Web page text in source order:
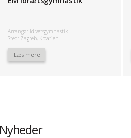
Arrangør Idrætsgymnastik
Sted: Zagreb, Kroatien
Læs mere
Nyheder